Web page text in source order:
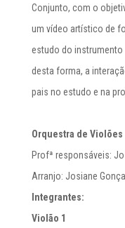
Conjunto, com o
um vídeo artístico de
estudo do
desta forma, a
pais no estudo e na
Orquestra de Violões
Profª responsáveis:
Arranjo: Josiane
Integrantes:
Violão 1